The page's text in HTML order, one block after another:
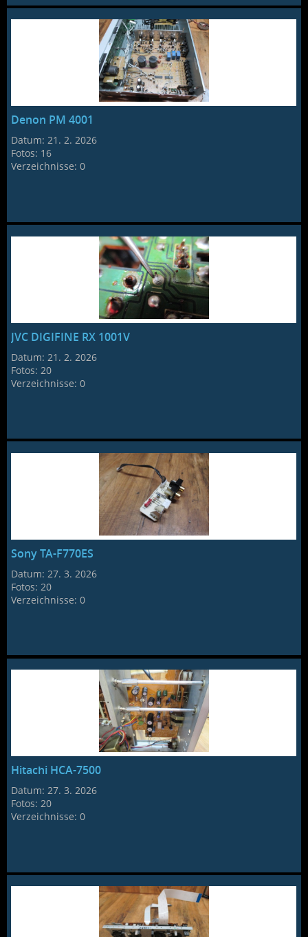
Denon PM 4001
Datum:21. 2. 2026
Fotos: 16
Verzeichnisse:0
JVC DIGIFINE RX 1001V
Datum: 21. 2. 2026
Fotos: 20
Verzeichnisse:0
Sony TA-F770ES
Datum:27. 3. 2026
Fotos:20
Verzeichnisse:0
Hitachi HCA-7500
Datum:27. 3. 2026
Fotos:20
Verzeichnisse:0